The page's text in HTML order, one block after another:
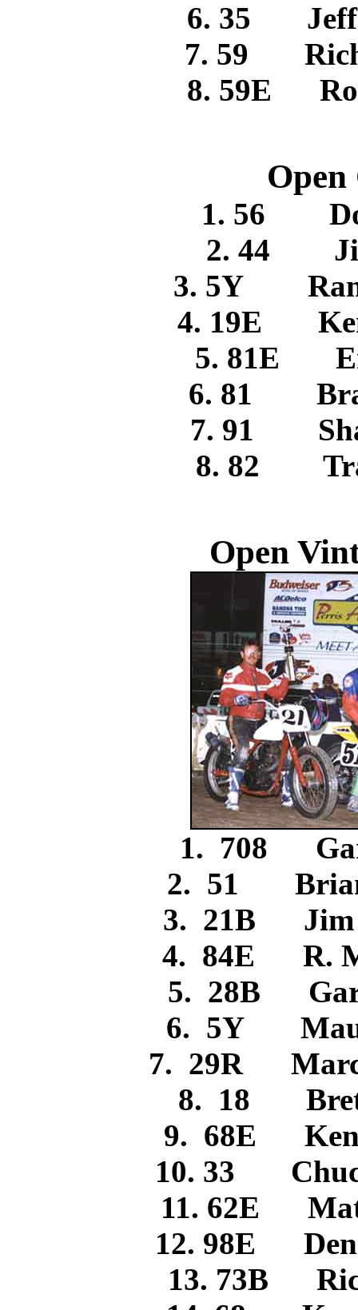
6. 35 Jeff
7. 59
8. 59E
Open
1. 56
2. 44
3. 5Y
4. 19E
5. 81E
6. 81
7. 91
8. 82
Open
1. 708
2. 51
3. 21B
4. 84E R.
5. 28B
6. 5Y
7. 29R
8. 18
9. 68E
10. 33
11. 62E
12. 98E
13. 73B